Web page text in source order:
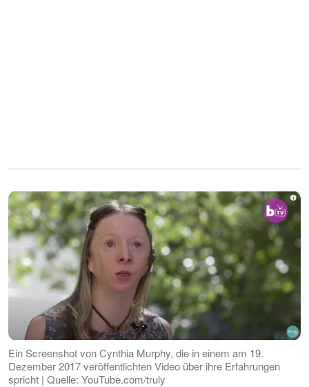
Ein Screenshot von Cynthia Murphy, die in einem am 19.
Dezember 2017 veröffentlichten Video über ihre Erfahrungen
spricht | Quelle: YouTube.com/truly